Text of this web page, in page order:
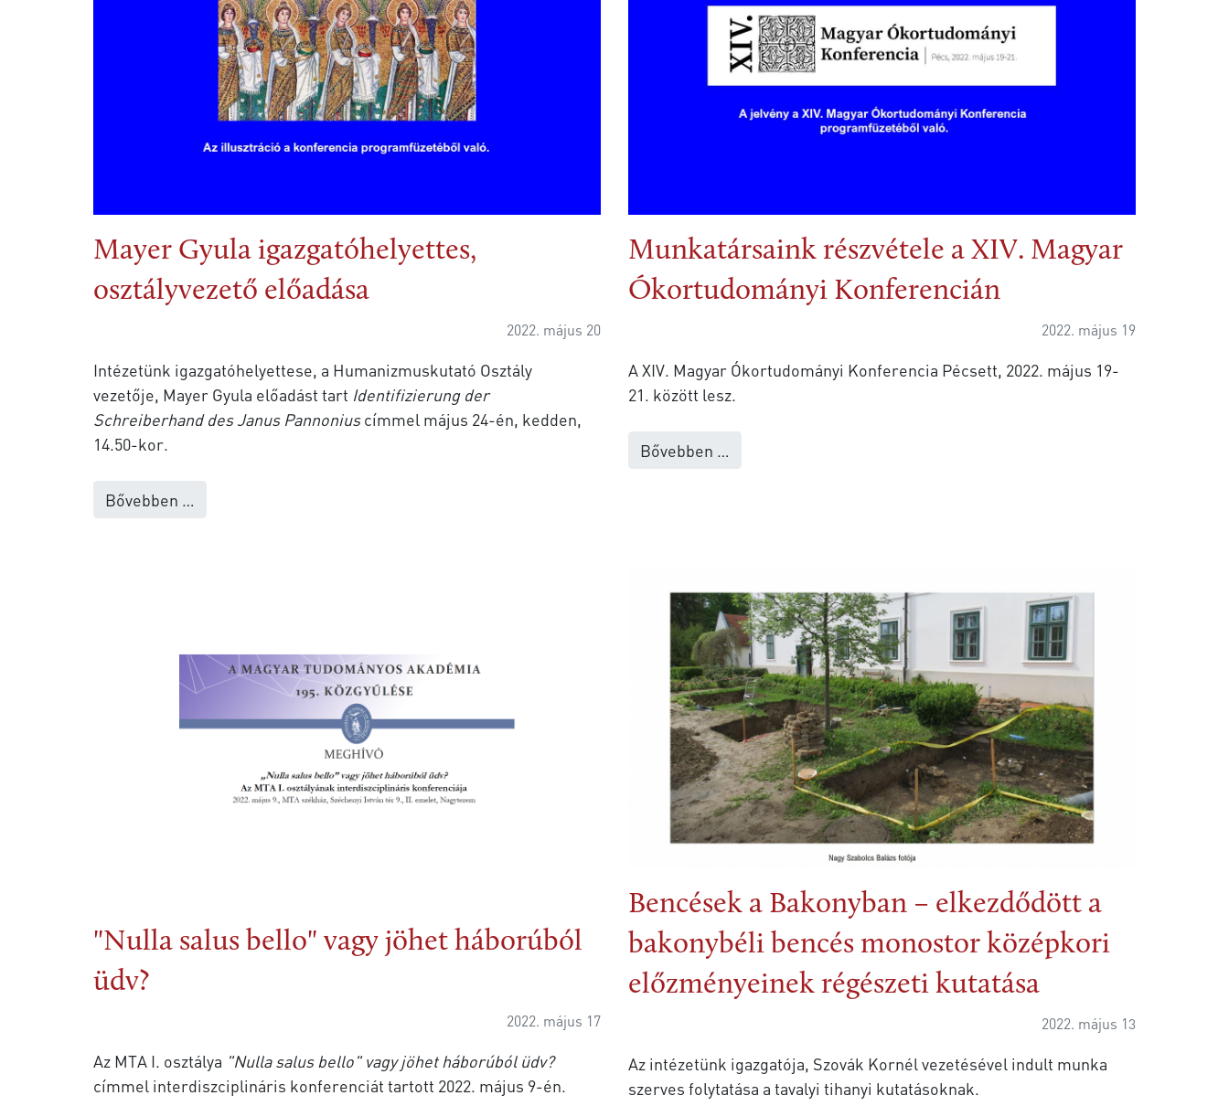
Mayer Gyula igazgatóhelyettes,
osztályvezető előadása
2022. május 20
Intézetünk igazgatóhelyettese, a Humanizmuskutató Osztály
vezetője, Mayer Gyula előadást tart Identifizierung der
Schreiberhand des Janus Pannoniuscímmel május 24-én, kedden,
14.50-kor.
Bővebben …
Munkatársaink részvétele a XIV. Magyar
Ókortudományi Konferencián
2022. május 19
A XIV. Magyar Ókortudományi Konferencia Pécsett, 2022. május 19-
21. között lesz.
Bővebben …
"Nulla salus bello" vagy jöhet háborúból
üdv?
2022. május 17
Az MTA I. osztálya "Nulla salus bello" vagy jöhet háborúból üdv?
címmel interdiszciplináris konferenciát tartott 2022. május 9-én.
Bencések a Bakonyban – elkezdődött a
bakonybéli bencés monostor középkori
előzményeinek régészeti kutatása
2022. május 13
Az intézetünk igazgatója, Szovák Kornél vezetésével indult munka
szerves folytatása a tavalyi tihanyi kutatásoknak.